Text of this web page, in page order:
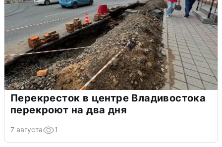
Перекресток в центре Владивостока
перекроют на два дня
7 августа 1